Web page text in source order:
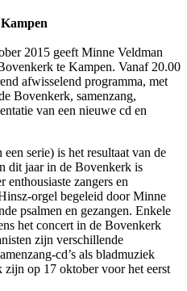
2015 geeft Minne Veldman
te Kampen. Vanaf 20.00
afwisselend programma, met
Bovenkerk, samenzang,
van een nieuwe cd en
serie) is het resultaat van de
dit jaar in de Bovenkerk is
enthousiaste zangers en
orgel begeleid door Minne
psalmen en gezangen. Enkele
het concert in de Bovenkerk
zijn verschillende
cd’s als bladmuziek
op 17 oktober voor het eerst